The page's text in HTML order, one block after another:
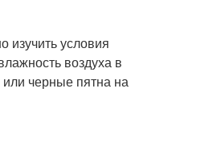
изучить условия
воздуха в
черные пятна на